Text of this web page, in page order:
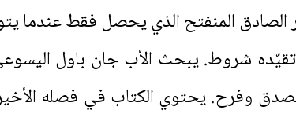
الصادق المنفتح الذي يحصل فقط عندما
تقيّده شروط. يبحث الأب جان باول
بصدق وفرح. يحتوي الكتاب في فصله